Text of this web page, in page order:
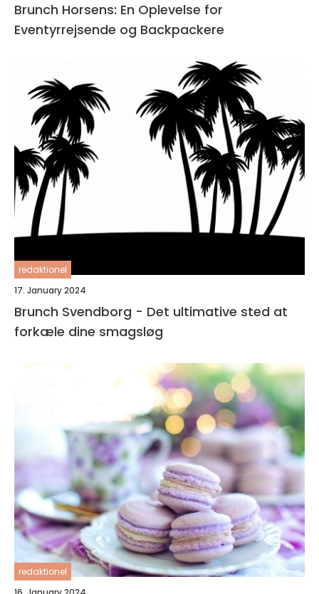
Brunch Horsens: En Oplevelse for
Eventyrrejsende og Backpackere
redaktionel
17. January 2024
Brunch Svendborg - Det ultimative sted at
forkæle dine smagsløg
redaktionel